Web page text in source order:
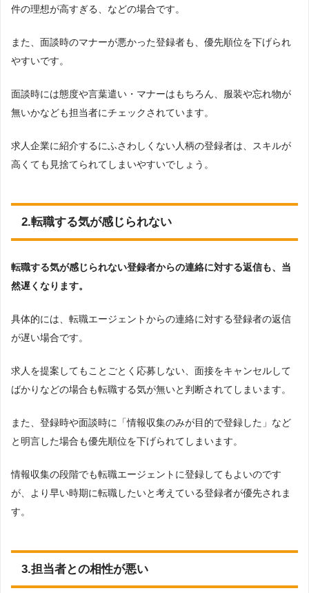
件の理想が高すぎる、などの場合です。
また、面談時のマナーが悪かった登録者も、優先順位を下げられ
やすいです。
面談時には態度や言葉遣い・マナーはもちろん、服装や忘れ物が
無いかなども担当者にチェックされています。
求人企業に紹介するにふさわしくない人柄の登録者は、スキルが
高くても見捨てられてしまいやすいでしょう。
2.転職する気が感じられない
転職する気が感じられない登録者からの連絡に対する返信も、当
然遅くなります。
具体的には、転職エージェントからの連絡に対する登録者の返信
が遅い場合です。
求人を提案してもことごとく応募しない、面接をキャンセルして
ばかりなどの場合も転職する気が無いと判断されてしまいます。
また、登録時や面談時に「情報収集のみが目的で登録した」など
と明言した場合も優先順位を下げられてしまいます。
情報収集の段階でも転職エージェントに登録してもよいのです
が、より早い時期に転職したいと考えている登録者が優先されま
す。
3.担当者との相性が悪い